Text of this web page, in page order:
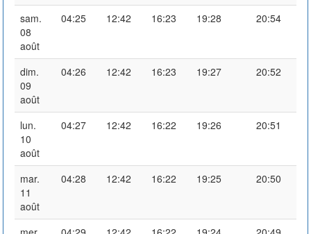
sam.
08
août
04:25 12:42 16:23 19:28 20:54
dim.
09
août
04:26 12:42 16:23 19:27 20:52
lun.
10
août
04:27 12:42 16:22 19:26 20:51
mar.
11
août
04:28 12:42 16:22 19:25 20:50